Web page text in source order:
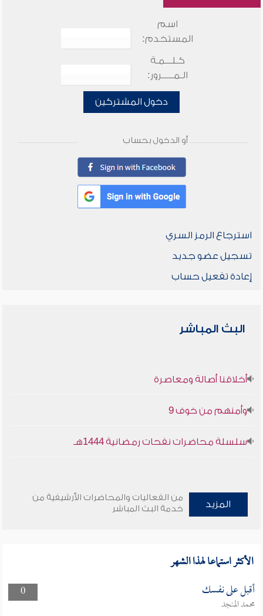
اسم
المستخدم:
كـلـــمـة
الـمـــــرور:
دخول المشتركين
أو الدخول بحساب
استرجاع الرمز السري
تسجيل عضو جديد
إعادة تفعيل حساب
البث المباشر
أخلاقنا أصالة ومعاصرة
وأمنهم من خوف 9
سلسلة محاضرات نفحات رمضانية 1444هـ
المزيد
من الفعاليات والمحاضرات الأرشيفية من
خدمة البث المباشر
الأكثر استماعا لهذا الشهر
0 أقبل على نفسك
محمد المنجد